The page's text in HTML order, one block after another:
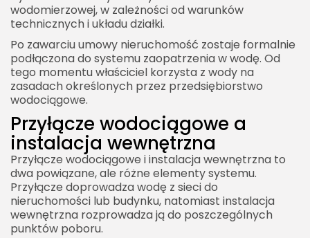
wodomierzowej, w zależności od warunków
technicznych i układu działki.
Po zawarciu umowy nieruchomość zostaje formalnie
podłączona do systemu zaopatrzenia w wodę. Od
tego momentu właściciel korzysta z wody na
zasadach określonych przez przedsiębiorstwo
wodociągowe.
Przyłącze wodociągowe a
instalacja wewnętrzna
Przyłącze wodociągowe i instalacja wewnętrzna to
dwa powiązane, ale różne elementy systemu.
Przyłącze doprowadza wodę z sieci do
nieruchomości lub budynku, natomiast instalacja
wewnętrzna rozprowadza ją do poszczególnych
punktów poboru.